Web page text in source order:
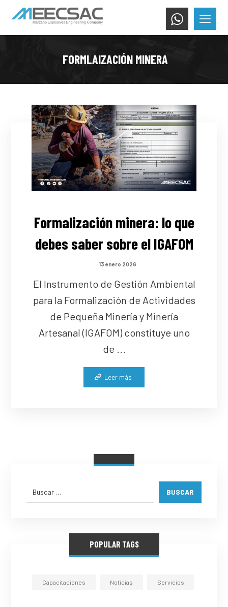
FORMLAIZACIÓN MINERA
Formalización minera: lo que
debes saber sobre el IGAFOM
13 enero 2026
El Instrumento de Gestión Ambiental
para la Formalización de Actividades
de Pequeña Minería y Minería
Artesanal (IGAFOM) constituye uno
de ...
Leer más
BUSCAR
POPULAR TAGS
Capacitaciones Noticias Servicios